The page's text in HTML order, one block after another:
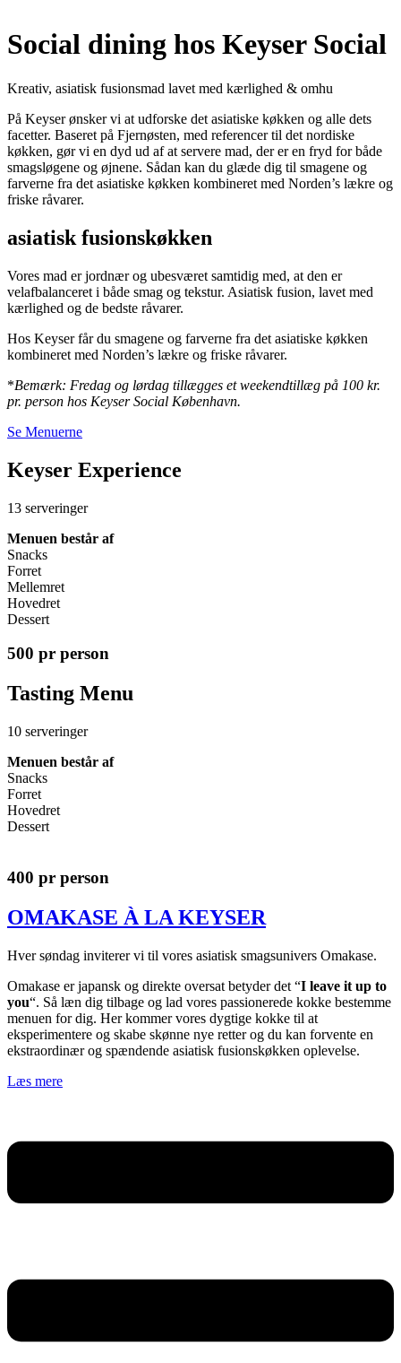
Social dining hos Keyser Social
Kreativ, asiatisk fusionsmad lavet med kærlighed & omhu
På Keyser ønsker vi at udforske det asiatiske køkken og alle dets
facetter. Baseret på Fjernøsten, med referencer til det nordiske
køkken, gør vi en dyd ud af at servere mad, der er en fryd for både
smagsløgene og øjnene. Sådan kan du glæde dig til smagene og
farverne fra det asiatiske køkken kombineret med Norden’s lækre og
friske råvarer.
asiatisk fusionskøkken
Vores mad er jordnær og ubesværet samtidig med, at den er
velafbalanceret i både smag og tekstur. Asiatisk fusion, lavet med
kærlighed og de bedste råvarer.
Hos Keyser får du smagene og farverne fra det asiatiske køkken
kombineret med Norden’s lækre og friske råvarer.
*Bemærk: Fredag og lørdag tillægges et weekendtillæg på 100 kr.
pr. person hos Keyser Social København.
Se Menuerne
Keyser Experience
13 serveringer
Menuen består af
Snacks
Forret
Mellemret
Hovedret
Dessert
500 pr person
Tasting Menu
10 serveringer
Menuen består af
Snacks
Forret
Hovedret
Dessert
400 pr person
OMAKASE À LA KEYSER
Hver søndag inviterer vi til vores asiatisk smagsunivers Omakase.
Omakase er japansk og direkte oversat betyder det “I leave it up to
you“. Så læn dig tilbage og lad vores passionerede kokke bestemme
menuen for dig. Her kommer vores dygtige kokke til at
eksperimentere og skabe skønne nye retter og du kan forvente en
ekstraordinær og spændende asiatisk fusionskøkken oplevelse.
Læs mere